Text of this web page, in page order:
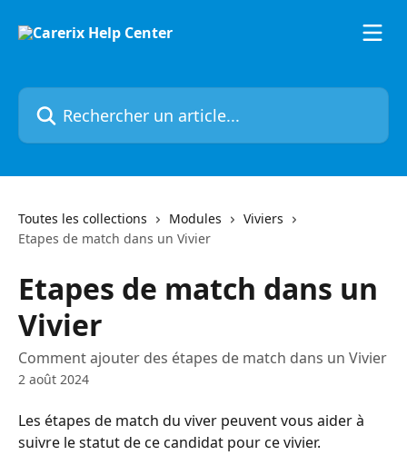
Rechercher un article...
Toutes les collections Modules
Viviers
Etapes de match dans un Vivier
Etapes de match dans un
Vivier
Comment ajouter des étapes de match dans un Vivier
2 août 2024
Les étapes de match du viver peuvent vous aider à
suivre le statut de ce candidat pour ce vivier.